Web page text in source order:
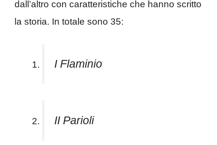
dall’altro con caratteristiche che hanno scritto
la storia. In totale sono 35:
I Flaminio
II Parioli